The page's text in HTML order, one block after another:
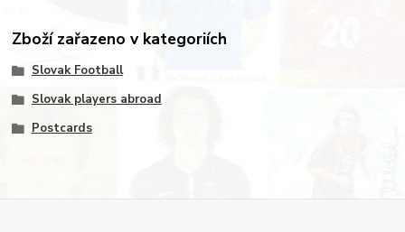
Zboží zařazeno v kategoriích
Slovak Football
Slovak players abroad
Postcards